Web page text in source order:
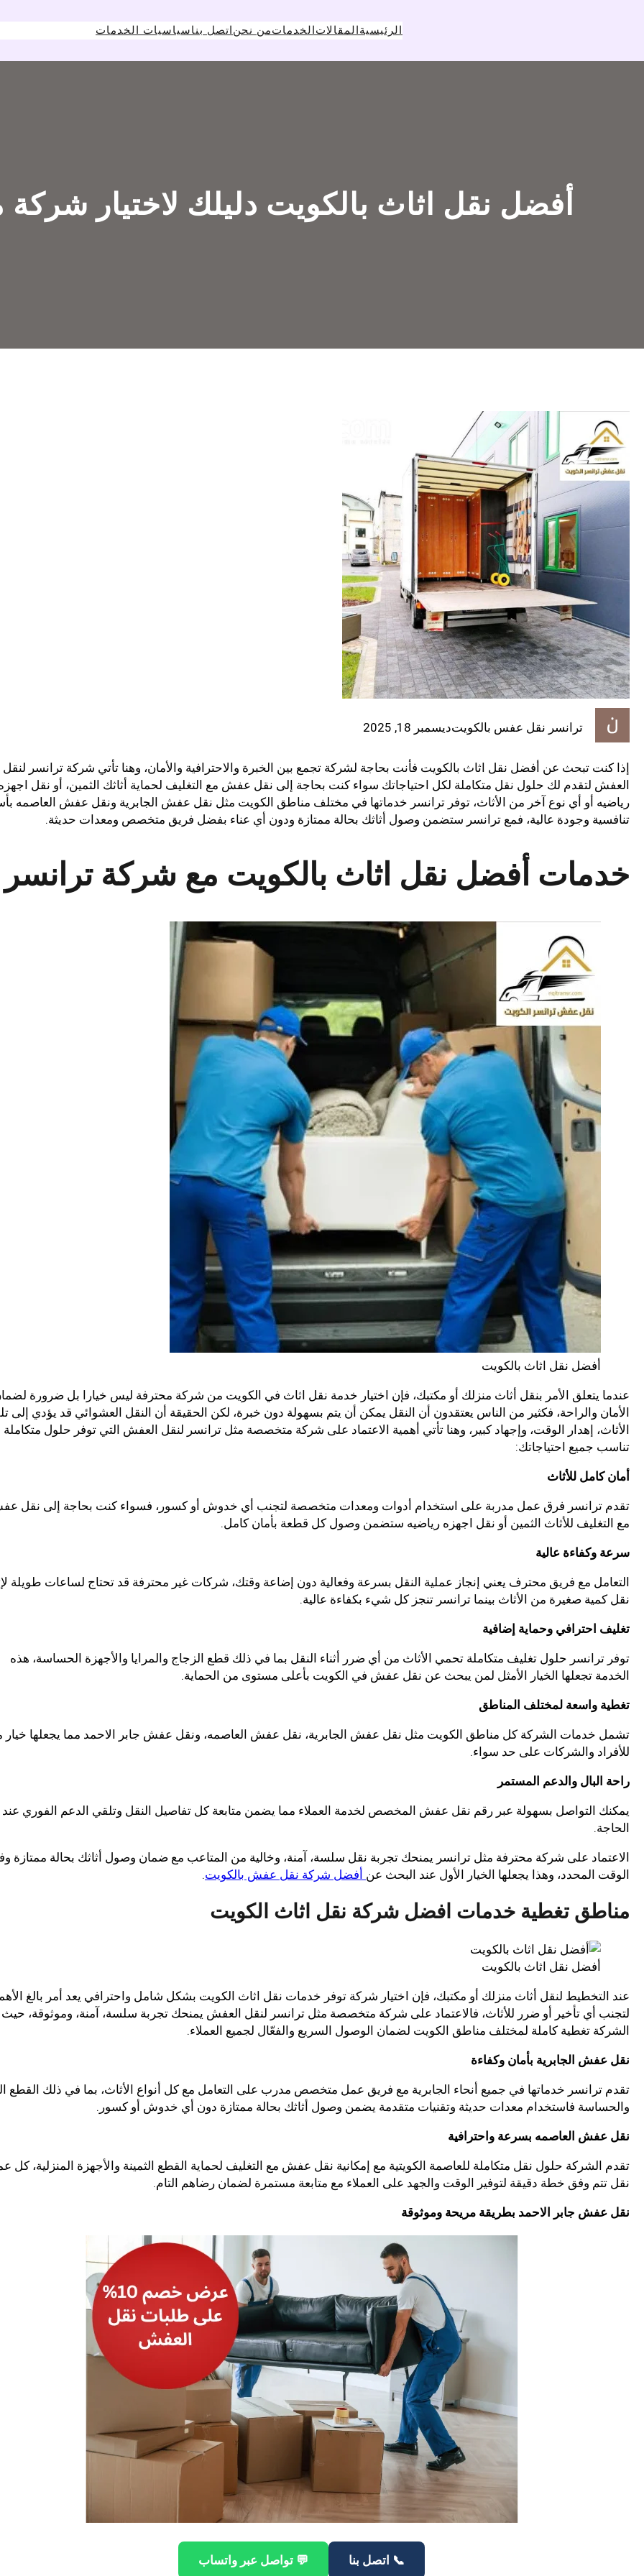
الرئيسيةالمقالاتالخدماتمن نحناتصل بناسياسيات الخدمات
أفضل نقل اثاث بالكويت دليلك لاختيار
ترانسر نقل عفس بالكويتديسمبر 18, 2025
إذا كنت تبحث عن أفضل نقل اثاث بالكويت فأنت بحاجة لشركة تجمع بين الخبرة والاحترافية والأمان، وهنا تأتي شركة ترانسر لنقل
العفش لتقدم لك حلول نقل متكاملة لكل احتياجاتك سواء كنت بحاجة إلى نقل عفش مع التغليف لحماية أثاثك الثمين، أو نقل
رياضيه أو أي نوع آخر من الأثاث، توفر ترانسر خدماتها في مختلف مناطق الكويت مثل نقل عفش الجابرية ونقل عفش العاصمه
تنافسية وجودة عالية، فمع ترانسر ستضمن وصول أثاثك بحالة ممتازة ودون أي عناء بفضل فريق متخصص ومعدات حديثة.
خدمات أفضل نقل اثاث بالكويت مع شركة ترانسر
أفضل نقل اثاث بالكويت
عندما يتعلق الأمر بنقل أثاث منزلك أو مكتبك، فإن اختيار خدمة نقل اثاث في الكويت من شركة محترفة ليس خيارا بل ضرورة
الأمان والراحة، فكثير من الناس يعتقدون أن النقل يمكن أن يتم بسهولة دون خبرة، لكن الحقيقة أن النقل العشوائي قد يؤدي إلى
الأثاث، إهدار الوقت، وإجهاد كبير، وهنا تأتي أهمية الاعتماد على شركة متخصصة مثل ترانسر لنقل العفش التي توفر حلول متكاملة
تناسب جميع احتياجاتك:
أمان كامل للأثاث
تقدم ترانسر فرق عمل مدربة على استخدام أدوات ومعدات متخصصة لتجنب أي خدوش أو كسور، فسواء كنت بحاجة إلى نقل
مع التغليف للأثاث الثمين أو نقل اجهزه رياضيه ستضمن وصول كل قطعة بأمان كامل.
سرعة وكفاءة عالية
التعامل مع فريق محترف يعني إنجاز عملية النقل بسرعة وفعالية دون إضاعة وقتك، شركات غير محترفة قد تحتاج لساعات طويلة
نقل كمية صغيرة من الأثاث بينما ترانسر تنجز كل شيء بكفاءة عالية.
تغليف احترافي وحماية إضافية
توفر ترانسر حلول تغليف متكاملة تحمي الأثاث من أي ضرر أثناء النقل بما في ذلك قطع الزجاج والمرايا والأجهزة الحساسة، هذه
الخدمة تجعلها الخيار الأمثل لمن يبحث عن نقل عفش في الكويت بأعلى مستوى من الحماية.
تغطية واسعة لمختلف المناطق
تشمل خدمات الشركة كل مناطق الكويت مثل نقل عفش الجابرية، نقل عفش العاصمه، ونقل عفش جابر الاحمد مما يجعلها خيار
للأفراد والشركات على حد سواء.
راحة البال والدعم المستمر
يمكنك التواصل بسهولة عبر رقم نقل عفش المخصص لخدمة العملاء مما يضمن متابعة كل تفاصيل النقل وتلقي الدعم الفوري عند
الحاجة.
الاعتماد على شركة محترفة مثل ترانسر يمنحك تجربة نقل سلسة، آمنة، وخالية من المتاعب مع ضمان وصول أثاثك بحالة ممتازة
الوقت المحدد، وهذا يجعلها الخيار الأول عند البحث عن أفضل شركة نقل عفش بالكويت.
مناطق تغطية خدمات افضل شركة نقل اثاث الكويت
أفضل نقل اثاث بالكويت
عند التخطيط لنقل أثاث منزلك أو مكتبك، فإن اختيار شركة توفر خدمات نقل اثاث الكويت بشكل شامل واحترافي يعد أمر بالغ
لتجنب أي تأخير أو ضرر للأثاث، فالاعتماد على شركة متخصصة مثل ترانسر لنقل العفش يمنحك تجربة سلسة، آمنة، وموثوقة، حيث
الشركة تغطية كاملة لمختلف مناطق الكويت لضمان الوصول السريع والفعّال لجميع العملاء.
نقل عفش الجابرية بأمان وكفاءة
تقدم ترانسر خدماتها في جميع أنحاء الجابرية مع فريق عمل متخصص مدرب على التعامل مع كل أنواع الأثاث، بما في ذلك القطع
والحساسة فاستخدام معدات حديثة وتقنيات متقدمة يضمن وصول أثاثك بحالة ممتازة دون أي خدوش أو كسور.
نقل عفش العاصمه بسرعة واحترافية
تقدم الشركة حلول نقل متكاملة للعاصمة الكويتية مع إمكانية نقل عفش مع التغليف لحماية القطع الثمينة والأجهزة المنزلية، كل
نقل تتم وفق خطة دقيقة لتوفير الوقت والجهد على العملاء مع متابعة مستمرة لضمان رضاهم التام.
نقل عفش جابر الاحمد بطريقة مريحة وموثوقة
📞 اتصل بنا 💬 تواصل عبر واتساب